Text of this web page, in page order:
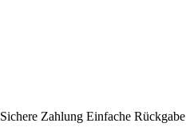
Sichere Zahlung Einfache Rückgabe